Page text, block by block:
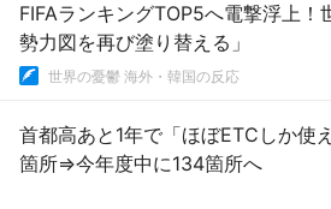
FIFAランキングTOP5へ電撃浮上！
勢力図を再び塗り替える」
世界の憂鬱 海外・韓国の反応
首都高あと1年で「ほぼETCしか使
箇所⇒今年度中に134箇所へ